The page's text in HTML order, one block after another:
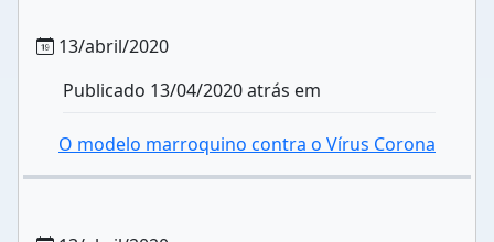
13/abril/2020
Publicado 13/04/2020 atrás em
O modelo marroquino contra o Vírus Corona